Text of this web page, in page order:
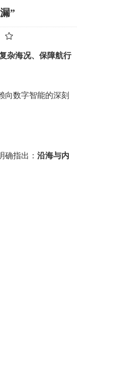
”
杂海况、保障航行
向数字智能的深刻
确指出： 沿海与内